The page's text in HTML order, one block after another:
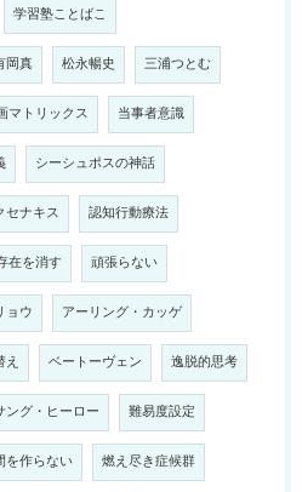
学習塾ことばこ
岡真 松永暢史 三浦つとむ
マトリックス 当事者意識
シーシュポスの神話
セナキス 認知行動療法
在を消す 頑張らない
ョウ アーリング・カッゲ
え ベートーヴェン 逸脱的思考
ング・ヒーロー 難易度設定
を作らない 燃え尽き症候群